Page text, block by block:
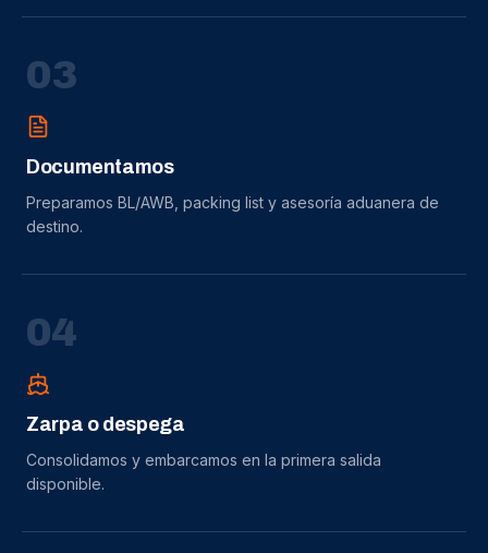
03
Documentamos
Preparamos BL/AWB, packing list y asesoría aduanera de
destino.
04
Zarpa o despega
Consolidamos y embarcamos en la primera salida
disponible.